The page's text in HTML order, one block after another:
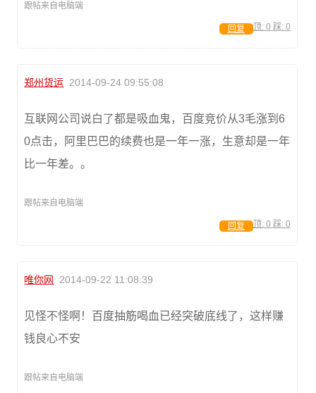
跟帖来自电脑端
顶: 0 踩: 0
回复
郑州货运 2014-09-24 09:55:08
互联网公司说白了都是吸血鬼，百度竞价从3毛涨到6
0点击，阿里巴巴的续费也是一年一涨，生意却是一年
比一年差。。
跟帖来自电脑端
顶: 0 踩: 0
回复
唯你网 2014-09-22 11:08:39
见怪不怪啊！百度抽筋喝血已经突破底线了，这样赚
钱良心不安
跟帖来自电脑端